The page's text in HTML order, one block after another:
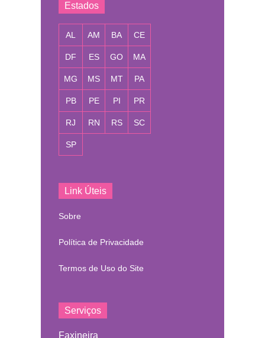
Estados
AL AM BA CE
DF ES GO MA
MG MS MT PA
PB PE PI PR
RJ RN RS SC
SP
Link Úteis
Sobre
Política de Privacidade
Termos de Uso do Site
Serviços
Faxineira